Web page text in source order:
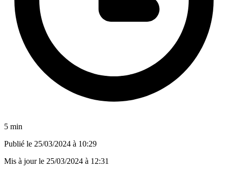
5 min
Publié le 25/03/2024 à 10:29
Mis à jour le 25/03/2024 à 12:31